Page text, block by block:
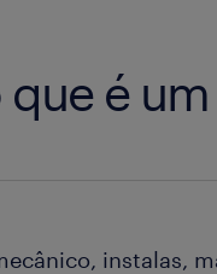
que é
instalas,